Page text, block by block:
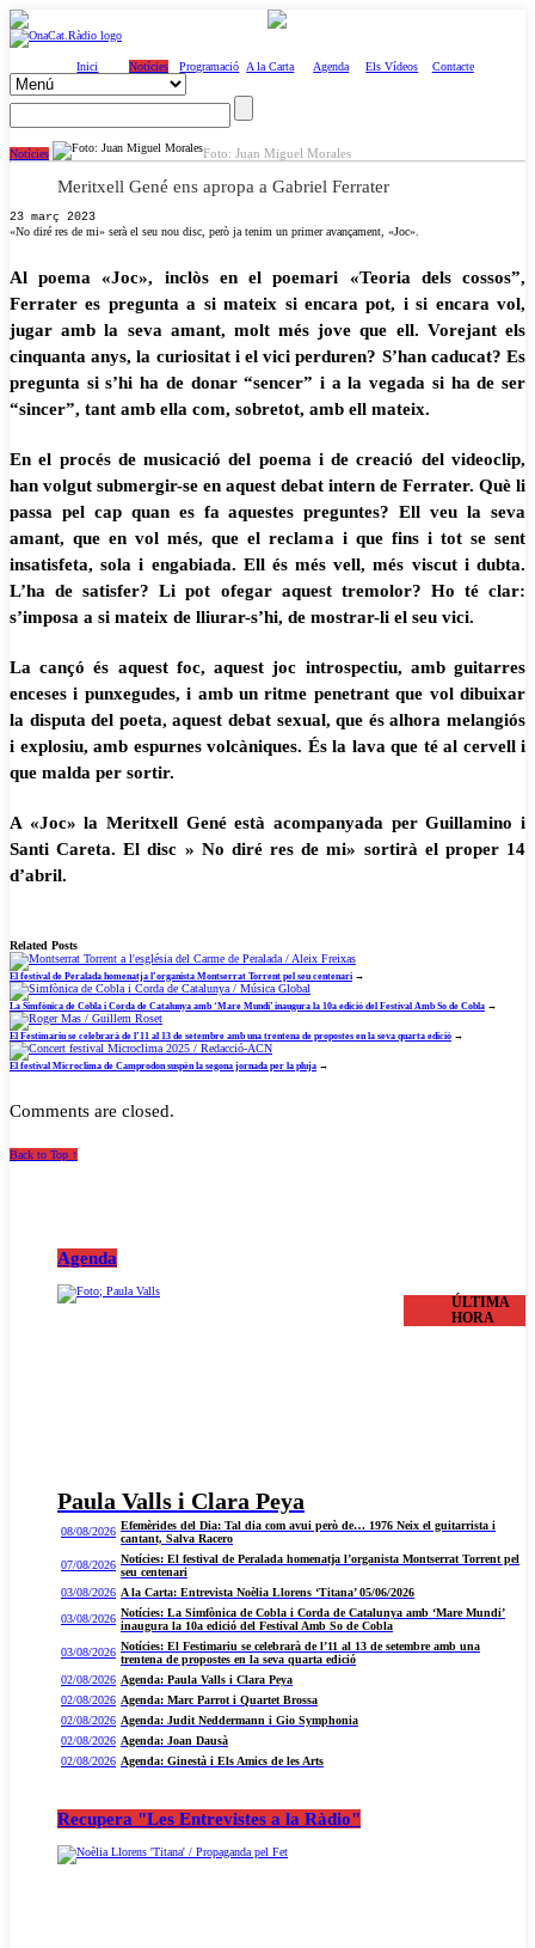
Inici Notícies Programació A la Carta Agenda Els Vídeos Contacte
Notícies Foto: Juan Miguel Morales
Meritxell Gené ens apropa a Gabriel Ferrater
23 març 2023
«No diré res de mi» serà el seu nou disc, però ja tenim un primer avançament, «Joc».
Al poema «Joc», inclòs en el poemari «Teoria dels cossos”,
Ferrater es pregunta a si mateix si encara pot, i si encara vol,
jugar amb la seva amant, molt més jove que ell. Vorejant els
cinquanta anys, la curiositat i el vici perduren? S’han caducat? Es
pregunta si s’hi ha de donar “sencer” i a la vegada si ha de ser
“sincer”, tant amb ella com, sobretot, amb ell mateix.
En el procés de musicació del poema i de creació del videoclip,
han volgut submergir-se en aquest debat intern de Ferrater. Què li
passa pel cap quan es fa aquestes preguntes? Ell veu la seva
amant, que en vol més, que el reclama i que fins i tot se sent
insatisfeta, sola i engabiada. Ell és més vell, més viscut i dubta.
L’ha de satisfer? Li pot ofegar aquest tremolor? Ho té clar:
s’imposa a si mateix de lliurar-s’hi, de mostrar-li el seu vici.
La cançó és aquest foc, aquest joc introspectiu, amb guitarres
enceses i punxegudes, i amb un ritme penetrant que vol dibuixar
la disputa del poeta, aquest debat sexual, que és alhora melangiós
i explosiu, amb espurnes volcàniques. És la lava que té al cervell i
que malda per sortir.
A «Joc» la Meritxell Gené està acompanyada per Guillamino i
Santi Careta. El disc » No diré res de mi» sortirà el proper 14
d’abril.
Related Posts
El festival de Peralada homenatja l’organista Montserrat Torrent pel seu centenari →
La Simfònica de Cobla i Corda de Catalunya amb ‘Mare Mundi’ inaugura la 10a edició del Festival Amb So de Cobla →
El Festimariu se celebrarà de l’11 al 13 de setembre amb una trentena de propostes en la seva quarta edició →
El festival Microclima de Camprodon suspèn la segona jornada per la pluja →
Comments are closed.
Back to Top ↑
Agenda
Paula Valls i Clara Peya
ÚLTIMA
HORA
08/08/2026 Efemèrides del Dia: Tal dia com avui però de… 1976 Neix el guitarrista i
cantant, Salva Racero
07/08/2026 Notícies: El festival de Peralada homenatja l’organista Montserrat Torrent pel
seu centenari
03/08/2026 A la Carta: Entrevista Noèlia Llorens ‘Titana’ 05/06/2026
03/08/2026 Notícies: La Simfònica de Cobla i Corda de Catalunya amb ‘Mare Mundi’
inaugura la 10a edició del Festival Amb So de Cobla
03/08/2026 Notícies: El Festimariu se celebrarà de l’11 al 13 de setembre amb una
trentena de propostes en la seva quarta edició
02/08/2026 Agenda: Paula Valls i Clara Peya
02/08/2026 Agenda: Marc Parrot i Quartet Brossa
02/08/2026 Agenda: Judit Neddermann i Gio Symphonia
02/08/2026 Agenda: Joan Dausà
02/08/2026 Agenda: Ginestà i Els Amics de les Arts
Recupera "Les Entrevistes a la Ràdio"